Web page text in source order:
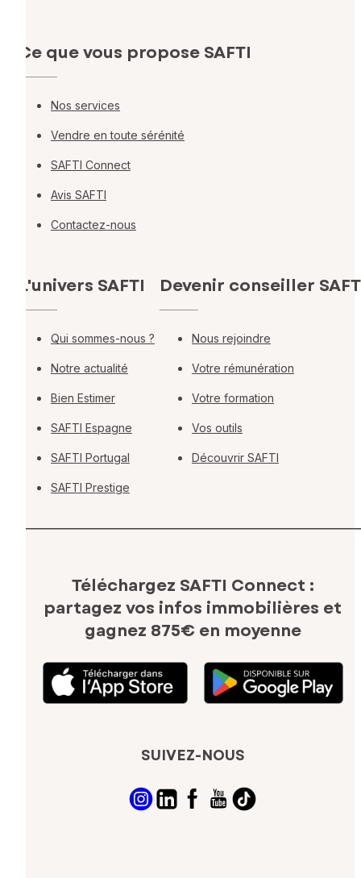
Ce que vous propose SAFTI
Nos services
Vendre en toute sérénité
SAFTI Connect
Avis SAFTI
Contactez-nous
L'univers SAFTI
Qui sommes-nous ?
Notre actualité
Bien Estimer
SAFTI Espagne
SAFTI Portugal
SAFTI Prestige
Devenir conseiller
Nous rejoindre
Votre rémunération
Votre formation
Vos outils
Découvrir SAFTI
Téléchargez SAFTI Connect :
partagez vos infos immobilières et
gagnez 875€ en moyenne
SUIVEZ-NOUS